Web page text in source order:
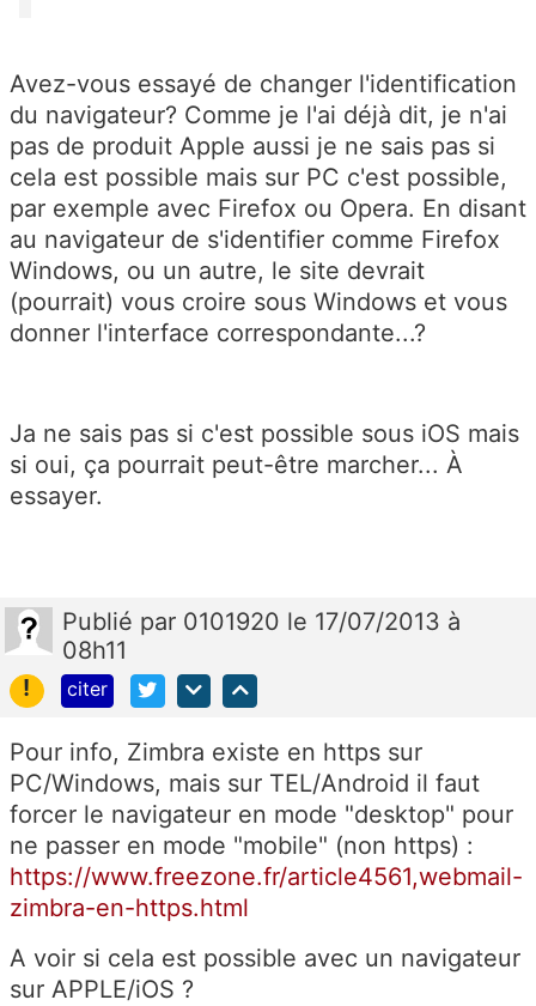
Avez-vous essayé de changer l'identification
du navigateur? Comme je l'ai déjà dit, je n'ai
pas de produit Apple aussi je ne sais pas si
cela est possible mais sur PC c'est possible,
par exemple avec Firefox ou Opera. En disant
au navigateur de s'identifier comme Firefox
Windows, ou un autre, le site devrait
(pourrait) vous croire sous Windows et vous
donner l'interface correspondante...?
Ja ne sais pas si c'est possible sous iOS mais
si oui, ça pourrait peut-être marcher... À
essayer.
Publié par 0101920 le 17/07/2013 à
08h11
!
citer
Pour info, Zimbra existe en https sur
PC/Windows, mais sur TEL/Android il faut
forcer le navigateur en mode "desktop" pour
ne passer en mode "mobile" (non https) :
https://www.freezone.fr/article4561,webmail-
zimbra-en-https.html
A voir si cela est possible avec un navigateur
sur APPLE/iOS ?